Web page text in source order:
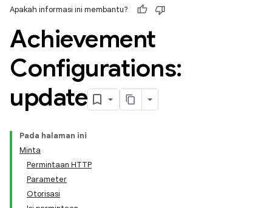
Apakah informasi ini membantu?
Achievement
Configurations:
update
Pada halaman ini
Minta
Permintaan HTTP
Parameter
Otorisasi